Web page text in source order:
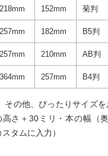
218mm 152mm 菊判
257mm 182mm B5判
257mm 210mm AB判
364mm 257mm B4判
の他、ぴったりサイズ
さ＋30ミリ・本の幅（
タムに入力）